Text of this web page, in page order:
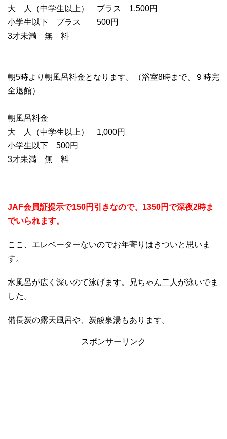
大 人（中学生以上）
プラス 1,500円
小学生以下
プラス 500円
3才未満
無 料
朝5時より朝風呂料金となります。（浴室8時まで、９時完
全退館）
朝風呂料金
大 人（中学生以上）
1,000円
小学生以下
500円
3才未満
無 料
JAF会員証提示で150円引きなので、1350円で深夜2時ま
でいられます。
ここ、エレベーターないのでお年寄りはきついと思いま
す。
水風呂が広く深いのて泳げます。兄ちゃん二人が泳いでま
した。
備長炭の露天風呂や、炭酸泉湯もあります。
スポンサーリンク